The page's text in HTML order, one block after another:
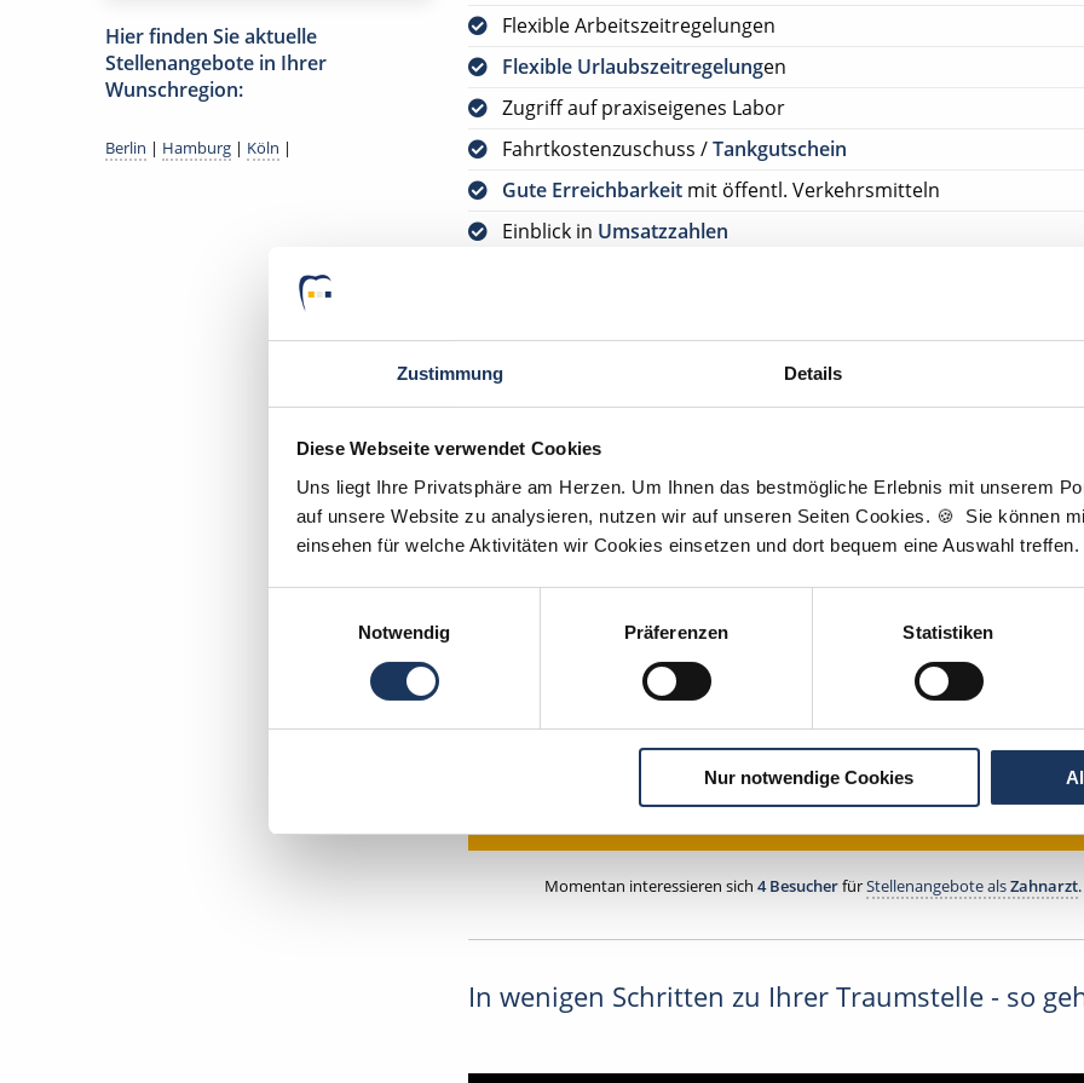
Zustimmung Details
Diese Webseite verwendet Cookies
Uns liegt Ihre Privatsphäre am Herzen. Um Ihnen das bestmögliche Erlebnis mit unserem
auf unsere Website zu analysieren, nutzen wir auf unseren Seiten Cookies. 🍪 Sie können
einsehen für welche Aktivitäten wir Cookies einsetzen und dort bequem eine Auswahl treffen.
Notwendig
Präferenzen Statistiken
Nur notwendige Cookies
Flexible Arbeitszeitregelungen
Flexible Urlaubszeitregelungen
Zugriff auf praxiseigenes Labor
Fahrtkostenzuschuss /Tankgutschein
Gute Erreichbarkeit mit öffentl. Verkehrsmitteln
Einblick in Umsatzzahlen
Bitte sehen Sie von Bewerbungen per Post oder E-Mail ab.
VORAUSSETZUNG FÜR EINE BEWERBUNG BEI UNSEREN KUNDEN
DEUTSCHE APPROBATION
Zahnarztpraxis Hann. Münden
34346 Hann. Münden
Jetzt kostenlos Details anfragen
Momentan interessieren sich 4 BesucherfürStellenangebote alsZahnarzt.
In wenigen Schritten zu Ihrer Traumstelle - so
Hier finden Sie aktuelle
Stellenangebote in Ihrer
Wunschregion:
Berlin | Hamburg | Köln |